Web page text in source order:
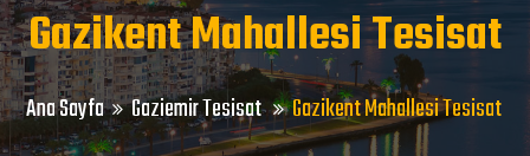
Gazikent Mahallesi Tesisat
Ana Sayfa Gaziemir Tesisat Gazikent Mahallesi Tesisat